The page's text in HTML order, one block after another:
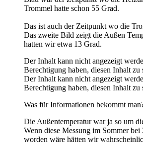
Trommel hatte schon 55 Grad.
Das ist auch der Zeitpunkt wo die
Das zweite Bild zeigt die Außen
hatten wir etwa 13 Grad.
Der Inhalt kann nicht angezeigt
Berechtigung haben, diesen Inhalt zu
Der Inhalt kann nicht angezeigt
Berechtigung haben, diesen Inhalt zu
Was für Informationen bekommt
Die Außentemperatur war ja so um
Wenn diese Messung im Sommer bei
worden wäre hätten wir